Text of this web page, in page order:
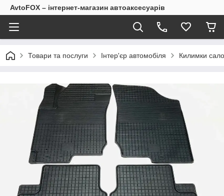
AvtoFOX – інтернет-магазин автоаксесуарів
Товари та послуги Інтер'єр автомобіля Килимки